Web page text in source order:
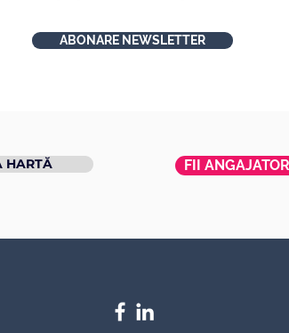
ABONARE NEWSLETTER
HARTĂ FII